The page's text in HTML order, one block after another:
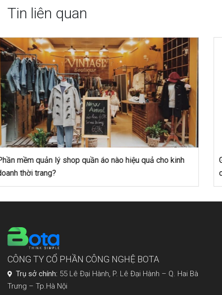
Tin liên quan
Google adwords là gì? Sử dụng google adwords thế nào
cho hiệu quả?
CÔNG TY CỔ PHẦN CÔNG NGHỆ BOTA
Trụ sở chính: 55 Lê Đại Hành, P. Lê Đại Hành – Q. Hai Bà
Trưng – Tp.Hà Nội